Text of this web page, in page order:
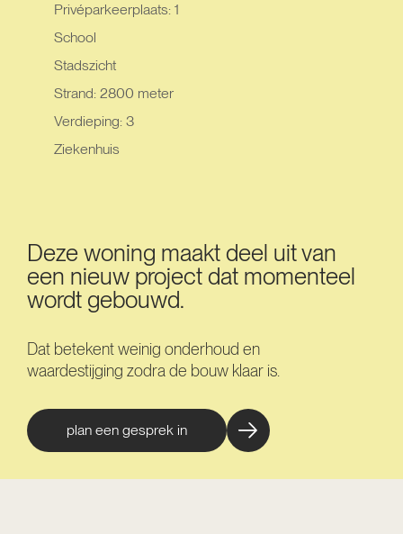
Privéparkeerplaats: 1
School
Stadszicht
Strand: 2800 meter
Verdieping: 3
Ziekenhuis
Deze woning maakt deel uit van
een nieuw project dat momenteel
wordt gebouwd.
Dat betekent weinig onderhoud en
waardestijging zodra de bouw klaar is.
plan een gesprek in